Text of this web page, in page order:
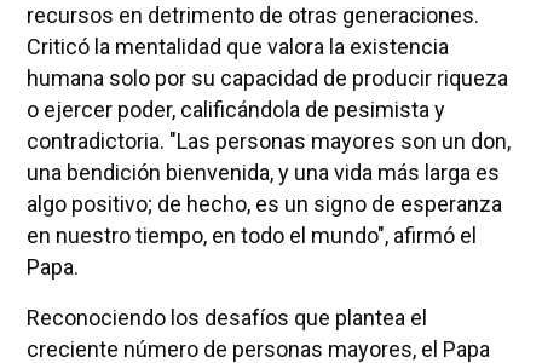
recursos en detrimento de otras generaciones.
Criticó la mentalidad que valora la existencia
humana solo por su capacidad de producir riqueza
o ejercer poder, calificándola de pesimista y
contradictoria. "Las personas mayores son un don,
una bendición bienvenida, y una vida más larga es
algo positivo; de hecho, es un signo de esperanza
en nuestro tiempo, en todo el mundo", afirmó el
Papa.
Reconociendo los desafíos que plantea el
creciente número de personas mayores, el Papa